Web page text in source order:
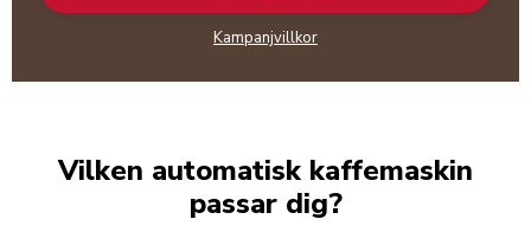
Kampanjvillkor
Vilken automatisk kaffemaskin
passar dig?